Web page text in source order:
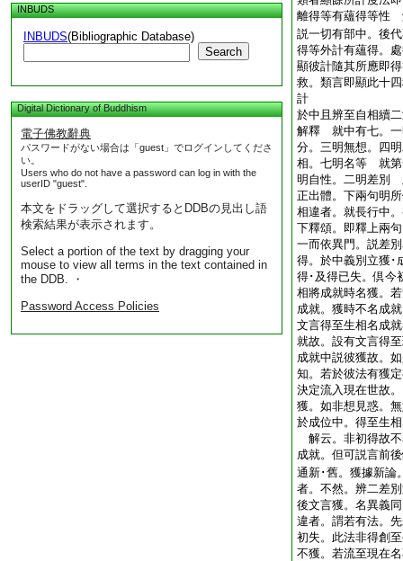
INBUDS
INBUDS(Bibliographic Database)
Search
Digital Dictionary of Buddhism
電子佛教辭典
パスワードがない場合は「guest」でログインしてくださ
い。
Users who do not have a password can log in with the
userID "guest".
本文をドラッグして選択するとDDBの見出し語
検索結果が表示されます。
Select a portion of the text by dragging your
mouse to view all terms in the text contained in
the DDB. ・
Password Access Policies
離得等有蘊得等性
説一切有部中。後
得等外計有蘊得。
顯彼計隨其所應即
救。類言即顯此十
計
於中且辨至自相續
解釋 就中有七。一
分。三明無想。四
相。七明名等 就第
明自性。二明差別
正出體。下兩句
相違者。就長行中
下釋頌。即釋上兩
一而依異門。説差
得。於中義別立獲･
得･及得已失。倶今
相將成就時名獲。
成就。獲時不名成
文言得至生相名成
就故。設有文言得
成就中説彼獲故。
知。若於彼法有獲
決定流入現在世故
獲。如非想見惑。
於成位中。得至生
解云。非初得故
成就。但可説言前
通新･舊。獲據新論
者。不然。辨二差
後文言獲。名異義
違者。謂若有法。
初失。此法非得創
不獲。若流至現在